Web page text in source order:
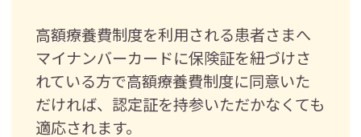
高額療養費制度を利用される患者さまへ
マイナンバーカードに保険証を紐づけさ
れている方で高額療養費制度に同意いた
だければ、認定証を持参いただかなくても
適応されます。